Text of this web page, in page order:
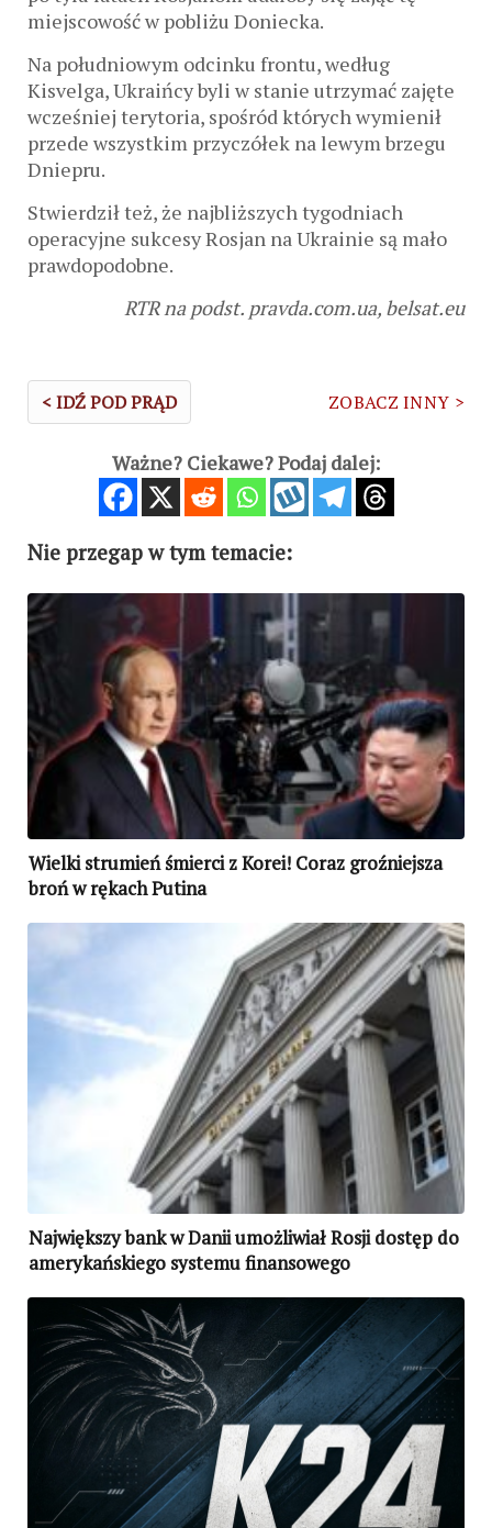
miejscowość w pobliżu Doniecka.
Na południowym odcinku frontu, według
Kisvelga, Ukraińcy byli w stanie utrzymać zajęte
wcześniej terytoria, spośród których wymienił
przede wszystkim przyczółek na lewym brzegu
Dniepru.
Stwierdził też, że najbliższych tygodniach
operacyjne sukcesy Rosjan na Ukrainie są mało
prawdopodobne.
RTR na podst. pravda.com.ua, belsat.eu
< IDŹ POD PRĄD ZOBACZ INNY >
Ważne? Ciekawe? Podaj dalej:
Nie przegap w tym temacie:
Wielki strumień śmierci z Korei! Coraz groźniejsza
broń w rękach Putina
Największy bank w Danii umożliwiał Rosji dostęp do
amerykańskiego systemu finansowego